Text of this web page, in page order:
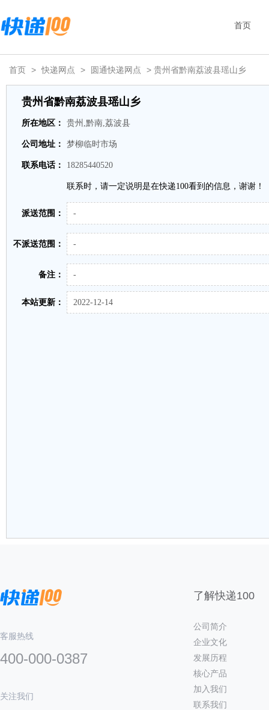
首页
首页 > 快递网点 > 圆通快递网点 > 贵州省黔南荔波县瑶山乡
贵州省黔南荔波县瑶山乡
所在地区： 贵州,黔南,荔波县
公司地址： 梦柳临时市场
联系电话： 18285440520
联系时，请一定说明是在快递100看到的信息，谢谢！
派送范围： -
不派送范围： -
备注： -
本站更新： 2022-12-14
客服热线
400-000-0387
关注我们
了解快递100
公司简介
企业文化
发展历程
核心产品
加入我们
联系我们